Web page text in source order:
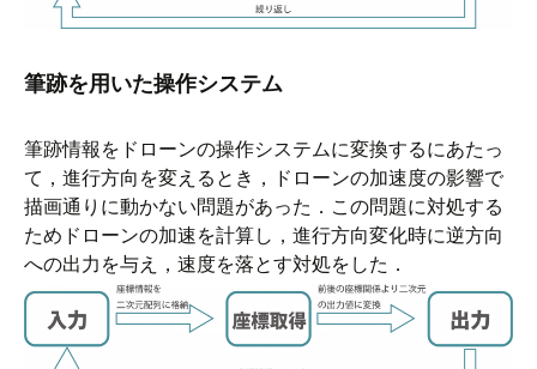
筆跡を用いた操作システム
筆跡情報をドローンの操作システムに変換するにあたっ
て，進行方向を変えるとき，ドローンの加速度の影響で
描画通りに動かない問題があった．この問題に対処する
ためドローンの加速を計算し，進行方向変化時に逆方向
への出力を与え，速度を落とす対処をした．